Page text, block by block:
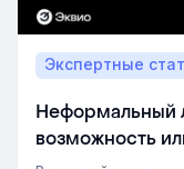
Экспертные
Неформальный
возможность